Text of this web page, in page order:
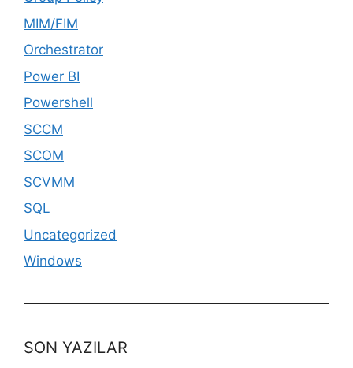
MIM/FIM
Orchestrator
Power BI
Powershell
SCCM
SCOM
SCVMM
SQL
Uncategorized
Windows
SON YAZILAR